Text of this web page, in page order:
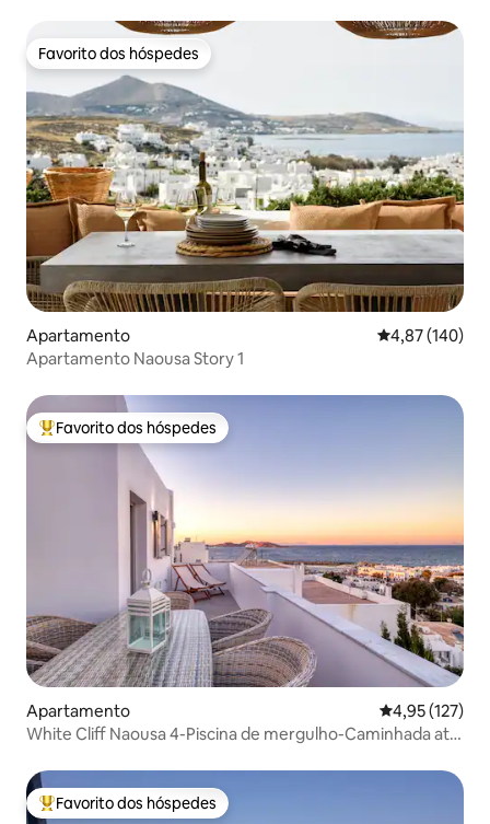
Favorito dos hóspedes
Favorito dos hóspedes
Apartamento Classificação
4,87 (140)
Apartamento Naousa Story 1
Favoritos dos hóspedes mais apreciados
Favorito dos hóspedes
Apartamento Classificação
4,95 (127)
White Cliff Naousa 4-Piscina de mergulho-Caminhada até
Favoritos dos hóspedes mais apreciados
Favorito dos hóspedes